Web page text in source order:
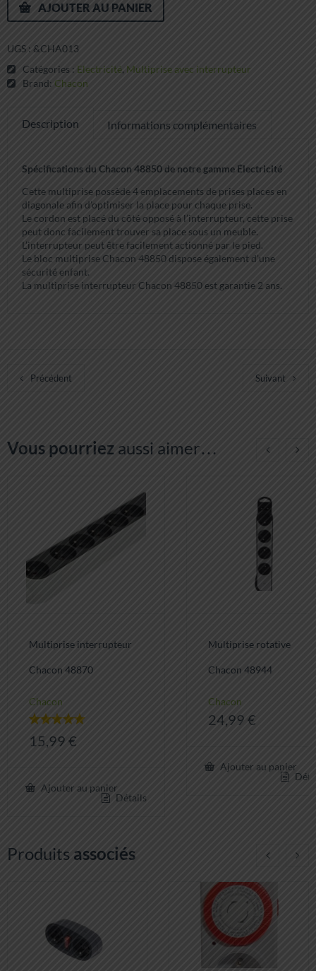
AJOUTER AU PANIER
UGS : &CHA013
Catégories : Electricité, Multiprise avec interrupteur
Brand: Chacon
Description Informations complémentaires
Spécifications du Chacon 48850 de notre gamme Électricité
Cette multiprise possède 4 emplacements de prises places en
diagonale afin d’optimiser la place pour chaque prise.
Le cordon est placé du côté opposé à l’interrupteur, cette prise
peut donc facilement trouver sa place sous un meuble.
L’interrupteur peut être facilement actionné par le pied.
Le bloc multiprise Chacon 48850 dispose également d’une
sécurité enfant.
La multiprise interrupteur Chacon 48850 est garantie 2 ans.
Précédent Suivant
Vous pourriez aussi aimer…
Multiprise interrupteur
Chacon 48870
Chacon
5.00
15,99 €
Ajouter au panier
Détails
Multiprise rotative
Chacon 48944
Chacon
24,99 €
Ajouter au panier
Produits associés